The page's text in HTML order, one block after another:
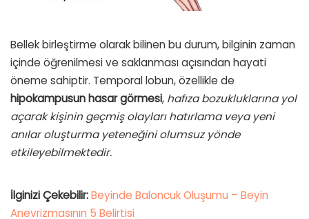
Bellek birleştirme olarak bilinen bu durum, bilginin zaman
içinde öğrenilmesi ve saklanması açısından hayati
öneme sahiptir. Temporal lobun, özellikle de
hipokampusunhasar görmesi, hafıza bozukluklarına yol
açarak kişinin geçmiş olayları hatırlama veya yeni
anılar oluşturma yeteneğini olumsuz yönde
etkileyebilmektedir.
İlginizi Çekebilir:Beyinde Baloncuk Oluşumu – Beyin
Anevrizmasının 5 Belirtisi